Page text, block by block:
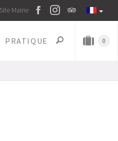
Site Mairie
PRATIQUE 0